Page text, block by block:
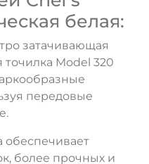
белая:
затачивающая
Model 320
передовые
обеспечивает
более прочных и